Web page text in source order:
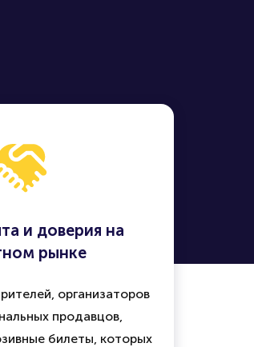
и доверия на
рынке
организаторов
продавцов,
билеты, которых